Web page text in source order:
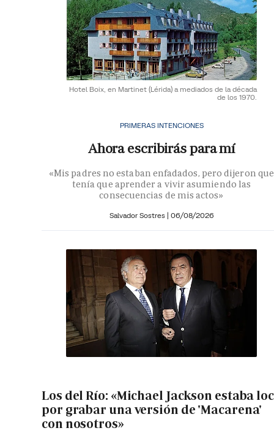
Hotel Boix, en Martinet (Lérida) a mediados de la década
de los 1970.
PRIMERAS INTENCIONES
Ahora escribirás para mí
«Mis padres no estaban enfadados, pero dijeron que
tenía que aprender a vivir asumiendo las
consecuencias de mis actos»
Salvador Sostres | 06/08/2026
Los del Río: «Michael Jackson estaba
por grabar una versión de 'Macarena'
con nosotros»